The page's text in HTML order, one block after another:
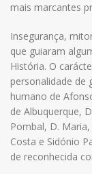
mais marcantes
Insegurança,
que guiaram
História. O
personalidade de
humano de
de Albuquerque,
Pombal, D.
Costa e Sidónio
de reconhecida